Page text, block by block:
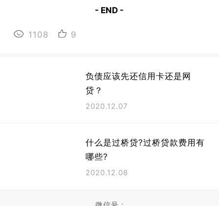
- END -
1108 9
负债应该先还信用卡还是网
贷？
2020.12.07
什么是过桥贷?过桥贷款费用有
哪些?
2020.12.08